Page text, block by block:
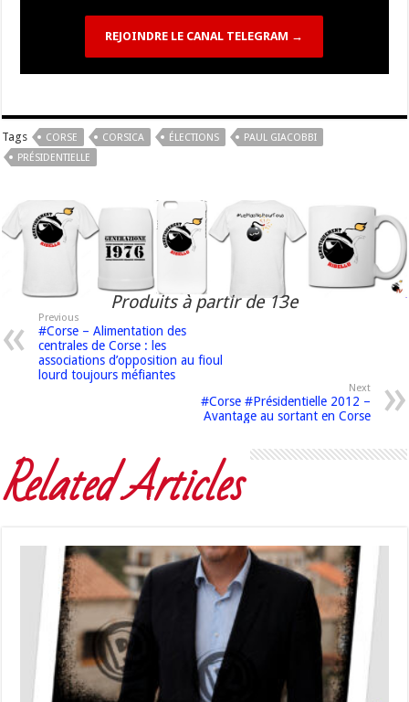
REJOINDRE LE CANAL TELEGRAM →
Tags CORSE CORSICA ÉLECTIONS
PAUL GIACOBBI
PRÉSIDENTIELLE
Produits à partir de 13e
Previous
#Corse – Alimentation des
centrales de Corse : les
associations d’opposition au fioul
lourd toujours méfiantes
Next
#Corse #Présidentielle 2012 –
Avantage au sortant en Corse
Related Articles